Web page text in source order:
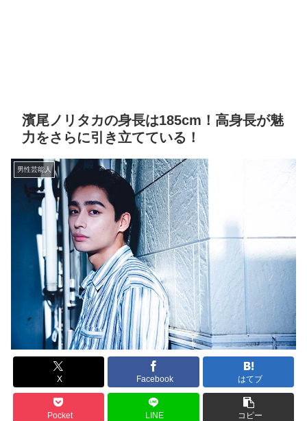
濱尾ノリタカの身長は185cm！高身長が魅
力をさらに引き立てている！
男性芸能人
X Facebook はてブ
Pocket LINE コピー